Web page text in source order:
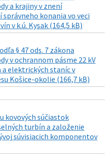
a krajiny v znení
konania vo veci
v k.ú. Kysak (164,5 kB)
§ 47 ods. 7 zákona
v ochrannom pásme 22 kV
a elektrických staníc v
Košice-okolie (166,7 kB)
kovových súčiastok
turbín a založenie
súvisiacich komponentov